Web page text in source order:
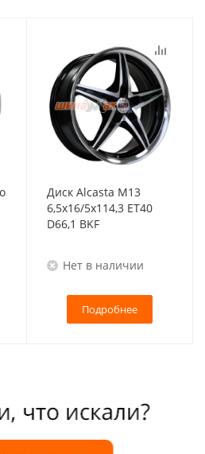
Диск Alcasta M13
6,5x16/5x114,3 ET40
D66,1 BKF
Нет в наличии
Подробнее